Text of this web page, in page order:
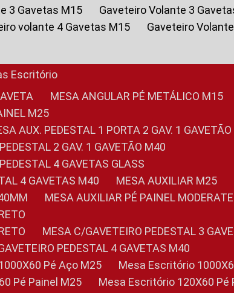
3 Gavetas M15
Gaveteiro Volante 3
volante 4 Gavetas M15
Gaveteiro
Escritório
MESA ANGULAR PÉ METÁLICO M15
M25
AUX. PEDESTAL 1 PORTA 2 GAV. 1
PEDESTAL 2 GAV. 1 GAVETÃO M40
PEDESTAL 4 GAVETAS GLASS
4 GAVETAS M40
MESA AUXILIAR M25
MESA AUXILIAR PÉ PAINEL
MESA C/GAVETEIRO PEDESTAL 3
GAVETEIRO PEDESTAL 4 GAVETAS M40
Pé Aço M25
Mesa Escritório
Pé Painel M25
Mesa Escritório 120X60